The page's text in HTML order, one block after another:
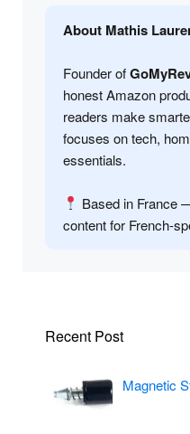
About Mathis
Founder of
honest Amazon
readers make
focuses on tech,
essentials.
Based in France
content for French-
Recent Post
Magnetic